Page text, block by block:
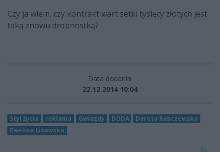
Czy ja wiem, czy kontrakt wart setki tysięcy złotych jest
taką znowu drobnostką?
Data dodania:
22.12.2014 10:04
Styl życia reklama Gwiazdy DODA
Dorota Rabczewska
Ewelina Lisowska